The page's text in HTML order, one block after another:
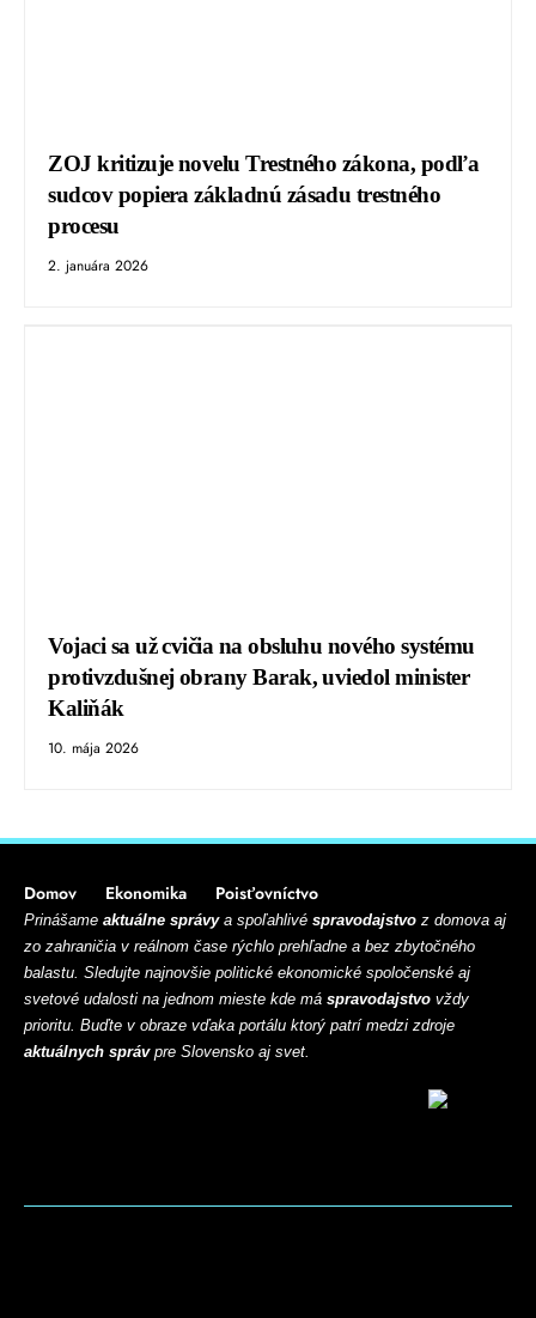
ZOJ kritizuje novelu Trestného zákona, podľa
sudcov popiera základnú zásadu trestného
procesu
2. januára 2026
Vojaci sa už cvičia na obsluhu nového systému
protivzdušnej obrany Barak, uviedol minister
Kaliňák
10. mája 2026
Domov Ekonomika Poisťovníctvo
Prinášame aktuálne správya spoľahlivé spravodajstvo z domova aj
zo zahraničia v reálnom čase rýchlo prehľadne a bez zbytočného
balastu. Sledujte najnovšie politické ekonomické spoločenské aj
svetové udalosti na jednom mieste kde má spravodajstvo vždy
prioritu. Buďte v obraze vďaka portálu ktorý patrí medzi zdroje
aktuálnych správpre Slovensko aj svet.